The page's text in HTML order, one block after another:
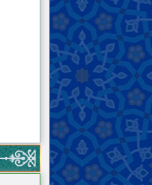
٢٥ .
يعظه